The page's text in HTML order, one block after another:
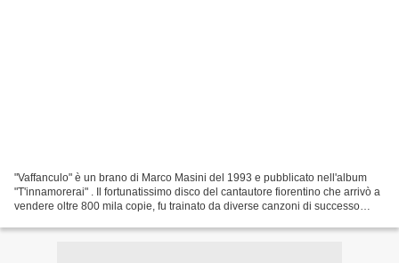
"Vaffanculo" è un brano di Marco Masini del 1993 e pubblicato nell'album
"T'innamorerai" . Il fortunatissimo disco del cantautore fiorentino che arrivò a
vendere oltre 800 mila copie, fu trainato da diverse canzoni di successo